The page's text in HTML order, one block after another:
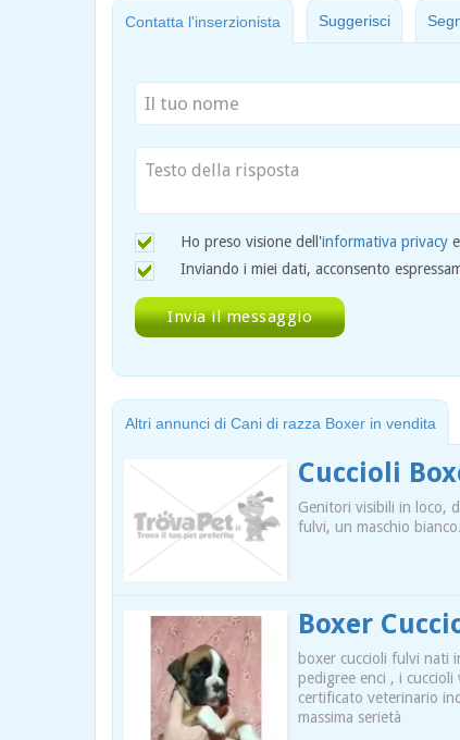
Contatta l'inserzionista Suggerisci
Ho preso visione dell'informativa privacy
Inviando i miei dati, acconsento
Altri annunci di Cani di razza Boxer in vendita
Cuccioli
Genitori visibili in loco,
fulvi, un maschio
Boxer
boxer cuccioli fulvi nati
pedigree enci , i
certificato veterinario
massima serietà